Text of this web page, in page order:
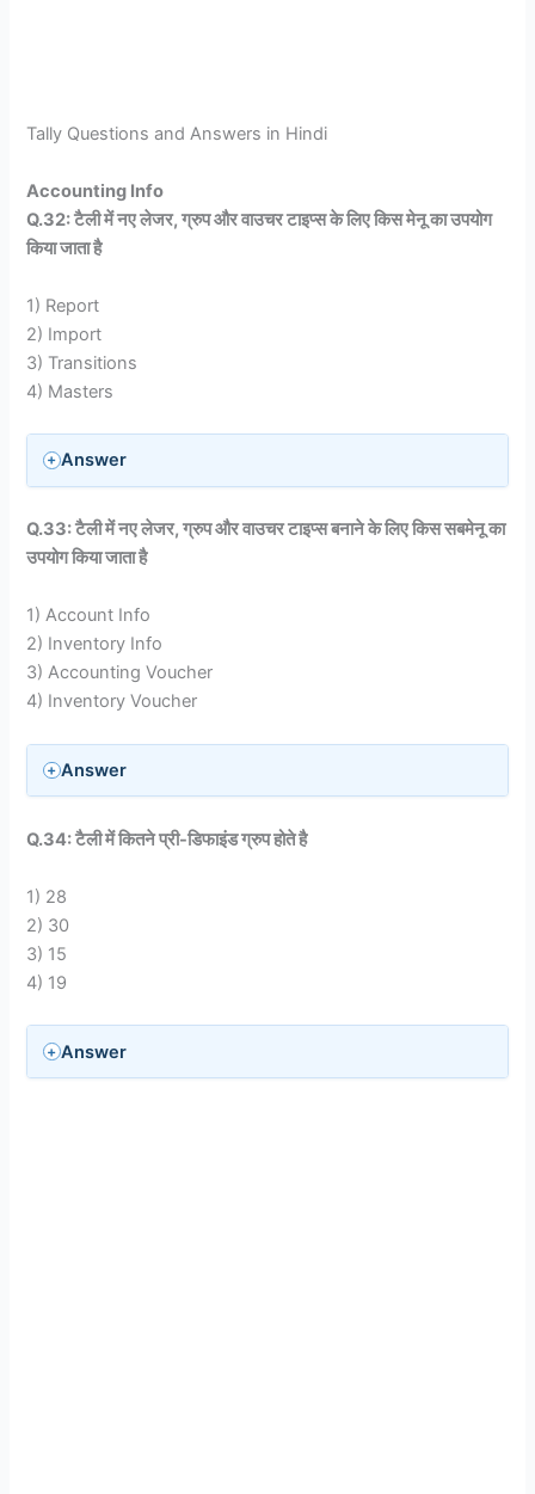
Tally Questions and Answers in Hindi
Accounting Info
Q.32: टैली में नए लेजर, ग्रुप और वाउचर टाइप्स के लिए किस मेनू का उपयोग
किया जाता है
1) Report
2) Import
3) Transitions
4) Masters
Answer
Q.33: टैली में नए लेजर, ग्रुप और वाउचर टाइप्स बनाने के लिए किस सबमेनू का
उपयोग किया जाता है
1) Account Info
2) Inventory Info
3) Accounting Voucher
4) Inventory Voucher
Answer
Q.34: टैली में कितने प्री-डिफाइंड ग्रुप होते है
1) 28
2) 30
3) 15
4) 19
Answer